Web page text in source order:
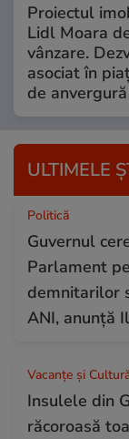
Proiectul
Lidl Moara
vânzare.
asociat în
de anvergură
ULTIMELE
Politică
Guvernul
Parlament
demnitarilor
ANI, anunță
Vacanțe și
Insulele din
răcoroasă